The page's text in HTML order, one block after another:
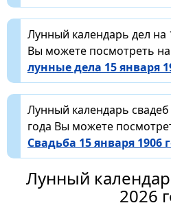
Лунный календарь дел на
Вы можете посмотреть
лунные дела 15 января
Лунный календарь
года Вы можете
Свадьба 15 января 1906
Лунный
2026